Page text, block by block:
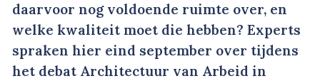
daarvoor nog voldoende ruimte over, en
welke kwaliteit moet die hebben? Experts
spraken hier eind september over tijdens
het debat Architectuur van Arbeid in